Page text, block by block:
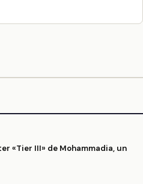
«Tier III» de Mohammadia, un